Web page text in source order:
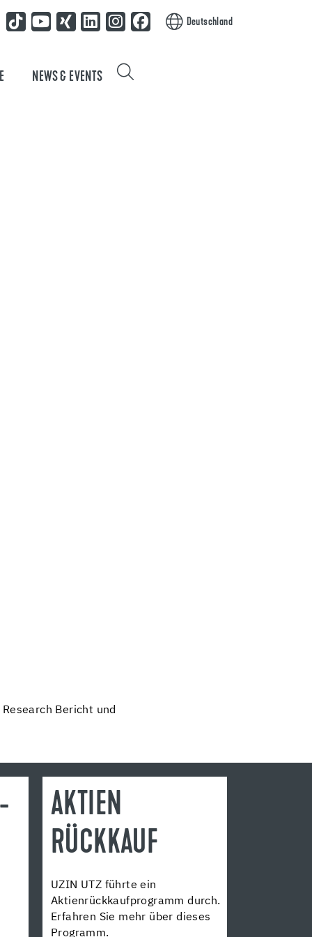
Deutschland
NEWS & EVENTS
Bericht und
AKTIEN
RÜCKKAUF
UZIN UTZ führte ein
Aktienrückkaufprogramm durch.
Erfahren Sie mehr über dieses
Programm.